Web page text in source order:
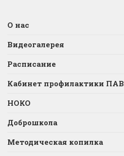
О нас
Видеогалерея
Расписание
Кабинет профилактики ПАВ
НОКО
Доброшкола
Методическая копилка